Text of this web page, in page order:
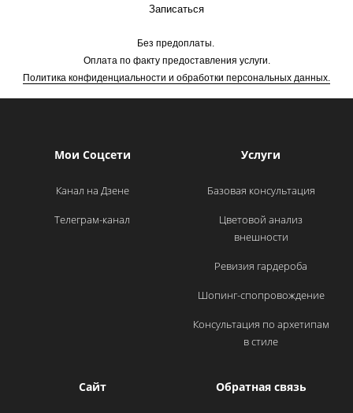
Записаться
Без предоплаты.
Оплата по факту предоставления услуги.
Политика конфиденциальности и обработки персональных данных.
Мои Соцсети
Канал на Дзене
Телеграм-канал
Услуги
Базовая консультация
Цветовой анализ
внешности
Ревизия гардероба
Шопинг-спопровождение
Консультация по архетипам
в стиле
Сайт Обратная связь